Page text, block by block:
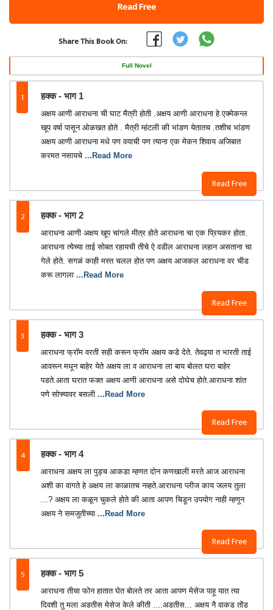
Read Free
Share This Book On:
Full Novel
1 हक्क - भाग 1
Read Free
अक्षय आणी आराधना ची घाट मैत्री होती .अक्षय आणी आराधना हे एक्मेकन्ल
खूप वर्षा पासून ओळखत होते . मैत्री म्हंटली की भांडण येतातच .तशीच भांडण
अक्षय आणी आराधना मधे पण वयाची पण त्याना एक मेकन शिवाय अजिबात
करमत नसायचे ...Read More
2 हक्क - भाग 2
Read Free
आराधना आणी अक्षय खूप चांगले मीत्र होते आराधना चा एक प्रियकर होता.
आराधना त्येच्या ताई सोबत रहायची तीचे ऐ वडील आराधना लहान असताना चा
गेले होते. सगळं काही मस्त चलल होत पण अक्षय आजकल आराधना वर चीड
करू लागला ...Read More
3 हक्क - भाग 3
Read Free
आराधना फ्रॉम वरती सही करून फ्रॉम अक्षय कडे देते. तेवढ्या त भारती ताई
आवरून मधून बाहेर येते अक्षय ला व आराधना ला बाय बोलत घरा बाहेर
पडते.आता घरात फक्त अक्षय आणी आराधना असे दोघेच होते.आराधना शांत
पणे सोफ्यावर बसली ...Read More
4 हक्क - भाग 4
Read Free
आराधना अक्षय ला पुड्च आकडा म्हणत दोन कणखाली मरते आज आराधना
अशी का वागते हे अक्षय ला काळातच नव्हते.आराधना प्लीज काय जलय तुला
...? अक्षय ला कळून चुकले होते की आता आपण चिडून उपयोग नाही म्हणून
अक्षय ने समजुतीच्या ...Read More
5 हक्क - भाग 5
आराधना तीचा फोन हातात घेत बोलते तर आता आपण मेसेज पाहू यात त्या
दिवशी तु मला अडतीस मेसेज केले कीती ....अडतीस... अक्षय नै वाकड तोंड